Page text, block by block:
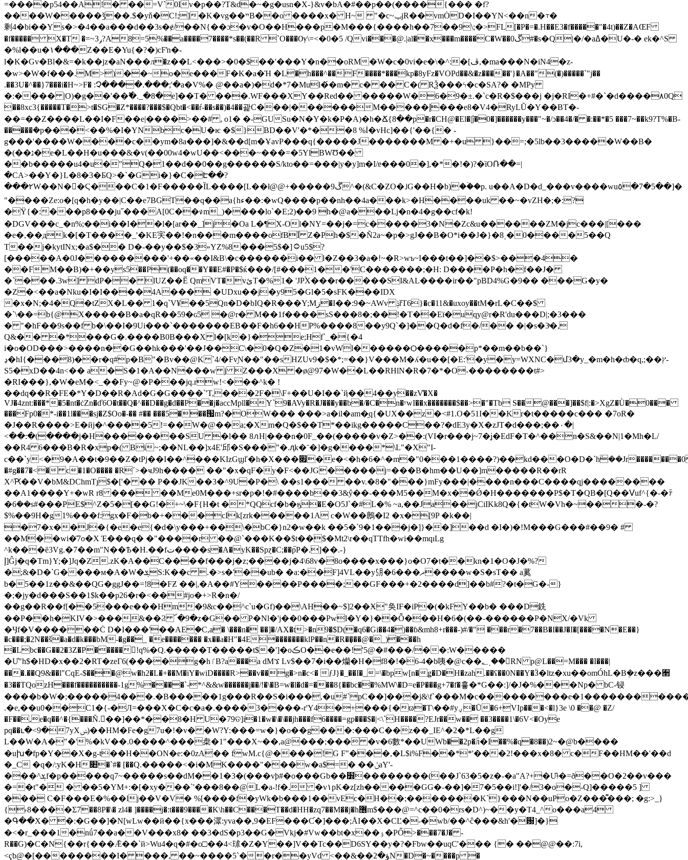
=����p54��A!� ��=V`0Iv�p��?T&d�~�g�usn�X-}&v�bA�#��p��(����{��� �f?
����W�����ǯ��.$�yň�C!;]�K�vg��ײB��o ����x� H~ "�c~ݕjR��vmȮD�I��YN<��n�⊤�
剩4�bi��Ys�>�4��a���d��3s�ɇ/��N{��ɔ�v�O��H���p�M���{����һ��7��9\;�>FL[�P�=�.H��E3�f�����"�4t)��Z�AŒF
�f����� X�T �=~ݛ3?A8=5%��a����7����*s��(��R `O���Ѹ\=<�0�5 /Qvi���@.|al��x���m����C�W��0ڱ#�s�Q|�/�aߡ�U�-� ek�^S
�%l��u�۱���Z��E�Yu{�?�)cFŉ�-
l�K�Gv�Bl�&=�k��jz�aN���л�z��L<���>�0�$��'���Y�n��oRM�W�c�0vi�e�\�^:�[ڤ,�ma���N�iN4�z-
�w>�W�f���.M>)��~o�e���F�K�a�Ή �L�h���^��F����*���kp�8yFz�VOPd��&�z�����'}�A��"(�)�����`"j��
.��3U�^��}7���i�H~>F� :Չ����.���;'�a�V%� @��a�)�d�*7�Mul�́�m� c� �� C�( RѮ���ϟ�c�SA?� �MPy
�:���� |O)�g��'��߱�._�8�e]��T� ���.WF���XY��Red�� �����W�6�9�±.�`c�R�$���j �j�RI�+#�`�d����٨0Q
��8xc3{�����T�>t�SG�Z*����?���$�Qbt�<��ŕ-��s��)�4��괉C���|������M�����إ���e8�V4�RyLŨ�Y��BT�-
��=��Z����L��I�F��e|����>��# , o1� �-GUSu�N�Y�k�P�A)�h�Ճ{8��p�r�CH@�El�|ĵ�0�]������y���"~�/ɔ��4�/� �:��*�5 ���7~��k9?T%�B-
�����ܳ�p���<��%�I�YNbc�U�ѥ �$}BD��V'�*��8 %İ�vHc]��{'�͏�{� -
g���'����W����c��ym�8a���]�&��d[m�ҰavP���q{�����J�������M �+�u }��=;�5lb��3�����W��B�
�(��נ�e�L��H�u���&�v(��00w4�wU��<���~���=�5YlBWƱ��
��b�����u4�u�"Q�1��d��0��g������S/kto��=���|y�y]m�I/ɐ���0�],�*�!�)?�ȉOՌ��=|
�CA>��Y�}L�8�3�ƂQ>�`�Gi�}�C�Է��?
���٢W��N�򑚽�Ϛ���C�1�F�����ȈL����[L��ł@@+�����9ڱ^�(&C�ZO�˩G��H�b)��ۡ�p. u��A�D�d_���v����wu٥�7�5��]�
"����Ze:o�[q�h�y��|C��e7BGT��q��a{hء��:�wQ����p��nh��4a���k>�H����uk ��~�vZH�;�:?
�Ϋ{�:���p8���ju˝���A[0C��᱇m_)����lo`�E;2)��9 h�@a���ǈ�n�4�g��cf�k!
�DGV���c_�n%;��i��I��l�[ar��_]j�Oa L�¶X-Ol�NY=��j�=c�����3�N�Zc&u������ZM�jc���|[���
�е�,��дk�[�T����_'�KE宎��!�n���m����ofBĬ Z�Ph�$�Ñ2a~�p�>gJ��B�O*i��J�}�8˯�0����5��Q
T��j�kytINx;�a$�� D�-��y��$�3»YZ%8���5$�]۝u5$?
[�����A�0J���������'+��«��I&B\�c������i�� l�Z��3�a�!~�R>wъ~I���t��]��$>���4�
��FM��B)�+��ys5��P(��oq��Y��E#�P�$ќ���/[#���1��'C�������;�H: D����P�h�f��J�
�`���.3w] dP�� lUZ��Ӗ QmVT�vئT�%1� 'JPۘX���r�����SI&AL����ir��"pBD4%G�9�� ���G�y�
�Z�<��a�Nku�I�I����4A��� �UDxu��j�y95�Gl�5�sFK���IDX
�x�N;�4�Q�tZX�L�� 1�q`V¥��5Qn�D�bIQ�R���Y;Mز�I��:9�~AWv ݙřT6}�c�11&�uxoy��tΜ�rL�C��$
�`\��=b{@X�����B�a�qR��59�ɢ5 �@r� M��1f����sS���8�;��!�T��Eï�uqy@r�R'du���D|;�3���
� "�hF��9s��f b�\��I�9Ui���`�������EB��F�h6��HP%����8��y9Q`�]��Q�d�f�/�� �|�s�3ͯ�,
Q&�� �*���G�.����B0B���X l�[k�}�e;Hf`_�{�4
i�o�OD���>����n��G��hk���'��J��C\�0�Q�Z�1�vWl������Ѻ�����p*��m��b��`}
ڍ�hI{���8)��r�q#p�B"�Bv��@K`4/�FvƝ��"��sHZUv9�$�*;=��}V���M�ʎ�u��[�E:'�y�y=WXNC�մ3�y_�m�h�ȸ�q,;��ץ-
S5�xD��4n<�� a�S�1�A��N���w j Z���X �ø@97�W��L��RHlN�R�7�*�O˕��������t#>
�RI���},�W�eM�<_��Fy~@�P���jq.rw!<���^k� !
��dq��R�FE�*Y�D��R�Ad�G�G����ˋ'T,���2F�\F+��U�I��`ҋ��4��y��zV̐�X�
VJ�4znt:���*�5�nt�ċZn�ď6O�t��Q�^��D��g�d��P��j�accMpll�Y`9�AVy�R�J���y��b�/�C�n�ʸwI��x�������$��˃�"�Tb S��@���]��$f|:�>XgZ�Ǜ�0���
���Fp0�*-i��1l���sj�Z$Oo�-�� #�� ���5���՗m?�OW��� ���>a�il�am�֦q{�UX��z�<#1.O�51I��Kr�t�����c��� �7oR�
�J��R����>E�йj�^����5!=��W�@��a;�Xm�Q�$��T*��ikg�����C��?�dE3y�X�zJT�d���;��۰�|
<��:�(����j�H��������SU �l�� 8ꮑH|���n�0F_��(�����v�Z>��:(VI�r���j~7�ʝ�EdF�T�^��n�S&��N|1�Mh�L/
��R4 6���B�R�xp�( Bi~;��NL��]x4E'邱�S���"�.ԯk�ˉ�]�g����*\L"�X"I-
c��`y<�9�A��t�9��Z�tPj��I��^���KIzGϣľ�h�X���׏�e�<�h�6�^�m�"0���1����?)��kd���O�D�`hܰ��Jr�������0
�#g��7�<� c�1�O���� �R΄>�ҹJ9һ���� ��"�x�qF�y�F<��JG�����j=���B�hm��U��]m�����R��rR
X^҅Ԗ��V�bM&DChmTȷ$�['� �� P��JK��3�^9U�P�\ ��s1��� ��v.�8�"���}mFy���|����n���C����qj��������
��A1����Y+�wR r8 ��� ��Μe0M���+sr�p�!�#����b��3&ŷ��-���M5��M�x��Ǿ�H�������P$�T�QB�[Q��ⴸuf^{�-�ﾃ
�6ܺ��s#���PE$^Z�5�[��G!�+~\�F{H�t �*QQcf�b�ӄ�E�O5J`�#L�% ~a,��Ja��jCiIKk8Q�{�tW�Vh�~���-�?
$%��9H�g1%���f:gx�F�b�+���cIk[zrk�����1A c�W��鶶�I2 �x�[9P �k��|
�7�x��J�{�e�e{�d�\y���+��\�bC�}n2�w��k ��5�`9�1���j�]}��]��d �I�)�!M���G���#��9� #
��M��wi�҄7o�X Έ���q� �"����r ��@`���K��$t��$�Mt2\r��qTTfh�wi��mqıLg
^k���ȅ3Vg.�7��m"N��Ѣ�H.��fت����s�A�yK��Spɀ�C;��p֮P�.]��.-}
�;&�D�`G����м�A�W�ܮS:K��c .�>s�'��ub� �a:��F]4VL��y㋄�6���ދ����w�S�sT�� a蒵
b�5��1z��&��QG�ggJ��=!8�FƵ ��|,�A��#Y����P����;��GF���+�2����d]��b#?�t�G�-}
�;�jy�d���S��1$k��p26�r�<��#jo�+>R�n�/
��g��R��f[��5���e���Hm�9&c��^c`u�Gf)��\AH��~$]2��Ӿ"奂 IF�iP�(�kFY��b� ���D銑
��P��h�KIV�>���&��Ϩ ՜�9�z�G�� P�Nl�'j��0���Pwl�Y�}��Ȭ���H�6�(��-������P�NX/�Vk
�Ӌf�V������Ċ D�I���'��AE۪�C,a� \���n� ��]�/AX�t>�n9�$D(�q6�Gi��4�)��ɓ&mh8+r���-)#/�" ���r�7��B�I��J�I�[����N�E��}
�c���;�2N��š�a�d�k���bM-�g��_ �e������� �x��a�H"�4E�������klP��n�R��͉��@�_)���h
�Lbc��G��2�3Z�P�����!q%�Q.�����T�����t$�']�oڪO��e��!'5@�#���/��:W�����
�U̔"h$�HD�x��2�RT�zeГ6(����g�hٵB?a���a dMኜ Lv$��7�i��爤�H�f8�!�6-4�b咦�@с��؂ˌ��RN p@L��=M��� �I���|
���.��Q9&��l"CqE-$���@w�h2�L�+��M�iY�wiD����R>��v��g�>n�c<� ƒJ}�_��I�_=\�bpw[n�ǥ�D�H�zah.��ʕ��0N��Y�Ӟ�ltz�xu��omÓhL�Bܴ�z���﫢
�3��TQozH���f����������-1g%����`-*^&&w������j��/!�\�B=w�l�d�=���8{��bc��%MW\�D=e�P���g+7�f�흏�*G��:]/�J�%���Np� bC-锓
.�e,��u0��C1�{-�Л=���X�C�c�a�.����3����-r'Y4�+���{�ϖ�T\��#yؠ�Ū�6+VIp���<�l}3e \0 ��@ �Z/
�F��,e�q��^�{���Ñ.�ً�]��*��8�H U�79ତ]i�1�w�\�\��jh���f6����=gp���$�|<\`H����?EJr��w�� ��3����1\�6V<�Oye
pq��ւ�<9�7yXݾ)��HM�Fe�g7u�!�v� �W?Y:���=w�}�o��g���:���C��z��_IE^�2�*L��g
L��W�A�"�'%�kV��.0����^���㭧�1"���X~��,a@���;��� �v�6數*��UWb��2p�ۜл�I��%�q�8��)2~�@b����
�uխ�fp�Y��X�g-t��H��ON�e:�0zA�� fwM.c{@����!G F"���,�L$i%F��**'���2!���x�8� c�F��HM��'��d
�_C �q�/:yK�H׊�`#� [��Q.�����<�i�MK����"���w�a$=� ��ݩaY'-
���^ܮf�p�����q7~�����s��dM��1�3�(���vϸ#�o���Gb��׽��������(��J`63�5�z�-�a"A?+�U̎ǂ�=ð��O�2��v���
�=�t"� � ��5�YM+:�[�xy���`'���8��@L�a-!f�. �v١pK�z[zh�����GG�-��]�7�5��i!]'�/3�o�-Q]�����5 ]
��� C�F���E�%��lj��V�V� %[����f�yWk�b���1��vEc�H��;�������K`}���N��uPo�Z���͌���; �g:>_}
{˫8����Ʃ7��8P�\� zl4� ]����j�:t���9����K\h��C���T��d�HH�zq7��M��j�h޶m$���@=^c��0�rs�D^)~��y�T4_^o���a4
�Գ��X� �:�G��]�N[wLw��й��{x���潀:yva��,9�EF���Ƈ�]���;ÅI��X�CĽ�-�wb/��^ĉ���&h'�԰]�}
�<�r_���1�nǘ7��a��V���x8� ��3�dS�p3��G�Vkj�#Vw��bt�x��ۉ�PŐ˃���7�J� -
R��G)�C�N{��r{���Ǣ��`й>Wu4�q�#�o□��4<㺷�Z�Y��]V��Tc��D6SY��y�?�Fbw��uqC'��� {� ��@@��:7i,
<ҁb@�[��������I� ���, ��~����5`��r��yVd <��&��ؤ�2N�D�~����p �